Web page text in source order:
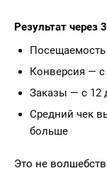
Результат через
Конверсия — с
Заказы — с 12
Средний чек
больше
Это не